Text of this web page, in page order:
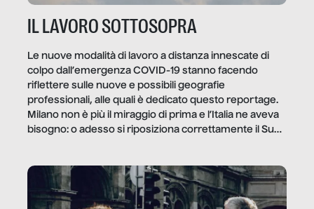
IL LAVORO SOTTOSOPRA
Le nuove modalità di lavoro a distanza innescate di
colpo dall’emergenza COVID-19 stanno facendo
riflettere sulle nuove e possibili geografie
professionali, alle quali è dedicato questo reportage.
Milano non è più il miraggio di prima e l’Italia ne aveva
bisogno: o adesso si riposiziona correttamente il Sud